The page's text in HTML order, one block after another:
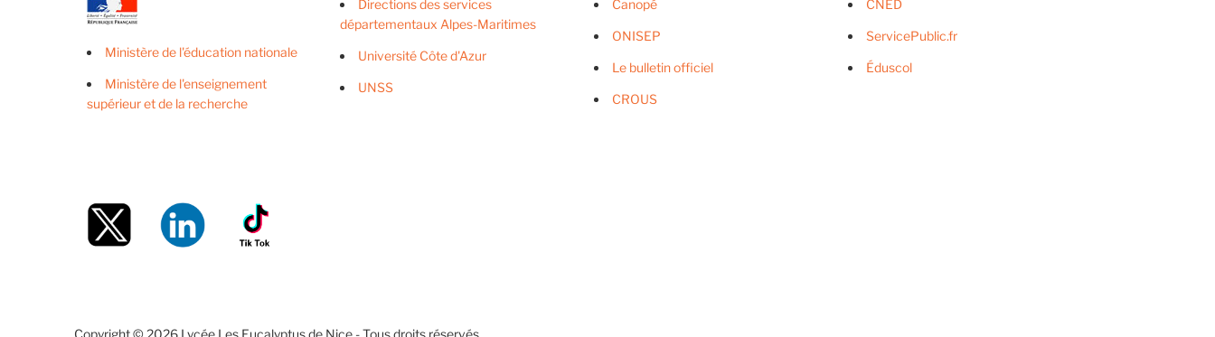
Ministère de l'éducation nationale
Ministère de l'enseignement
supérieur et de la recherche
Directions des services
départementaux Alpes-Maritimes
Université Côte d'Azur
UNSS
Canopé
ONISEP
Le bulletin officiel
CROUS
CNED
ServicePublic.fr
Éduscol